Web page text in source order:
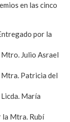
en las cinco
por la
Julio Asrael
Patricia del
María
la Mtra. Rubí